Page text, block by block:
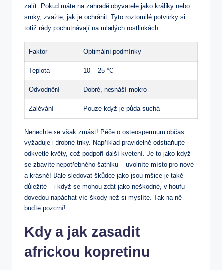
zalít. Pokud máte na zahradě obyvatele jako králíky nebo
srnky, zvažte, jak je ochránit. Tyto roztomilé potvůrky si
totiž rády pochutnávají na mladých rostlinkách.
Faktor Optimální podmínky
Teplota 10 – 25 °C
Odvodnění Dobré, nesnáší mokro
Zalévání Pouze když je půda suchá
Nenechte se však zmást! Péče o osteospermum občas
vyžaduje i drobné triky. Například pravidelně odstraňujte
odkvetlé květy, což podpoří další kvetení. Je to jako když
se zbavíte nepotřebného šatníku – uvolníte místo pro nové
a krásné! Dále sledovat škůdce jako jsou mšice je také
důležité – i když se mohou zdát jako neškodné, v houfu
dovedou napáchat víc škody než si myslíte. Tak na ně
buďte pozorní!
Kdy a jak zasadit
africkou kopretinu